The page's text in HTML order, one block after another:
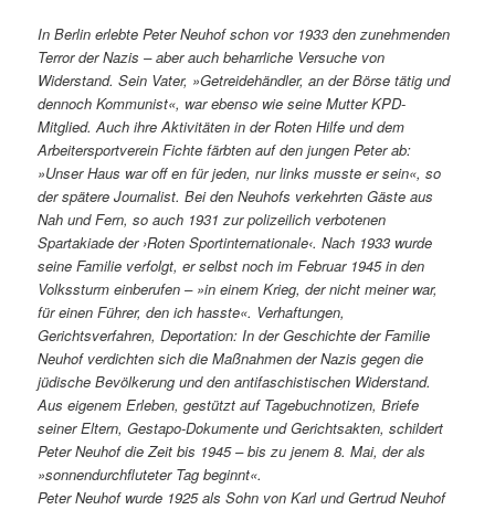
In Berlin erlebte Peter Neuhof schon vor 1933 den zunehmenden
Terror der Nazis – aber auch beharrliche Versuche von
Widerstand. Sein Vater, »Getreidehändler, an der Börse tätig und
dennoch Kommunist«, war ebenso wie seine Mutter KPD-
Mitglied. Auch ihre Aktivitäten in der Roten Hilfe und dem
Arbeitersportverein Fichte färbten auf den jungen Peter ab:
»Unser Haus war off en für jeden, nur links musste er sein«, so
der spätere Journalist. Bei den Neuhofs verkehrten Gäste aus
Nah und Fern, so auch 1931 zur polizeilich verbotenen
Spartakiade der ›Roten Sportinternationale‹. Nach 1933 wurde
seine Familie verfolgt, er selbst noch im Februar 1945 in den
Volkssturm einberufen – »in einem Krieg, der nicht meiner war,
für einen Führer, den ich hasste«. Verhaftungen,
Gerichtsverfahren, Deportation: In der Geschichte der Familie
Neuhof verdichten sich die Maßnahmen der Nazis gegen die
jüdische Bevölkerung und den antifaschistischen Widerstand.
Aus eigenem Erleben, gestützt auf Tagebuchnotizen, Briefe
seiner Eltern, Gestapo-Dokumente und Gerichtsakten, schildert
Peter Neuhof die Zeit bis 1945 – bis zu jenem 8. Mai, der als
»sonnendurchfluteter Tag beginnt«.
Peter Neuhof wurde 1925 als Sohn von Karl und Gertrud Neuhof